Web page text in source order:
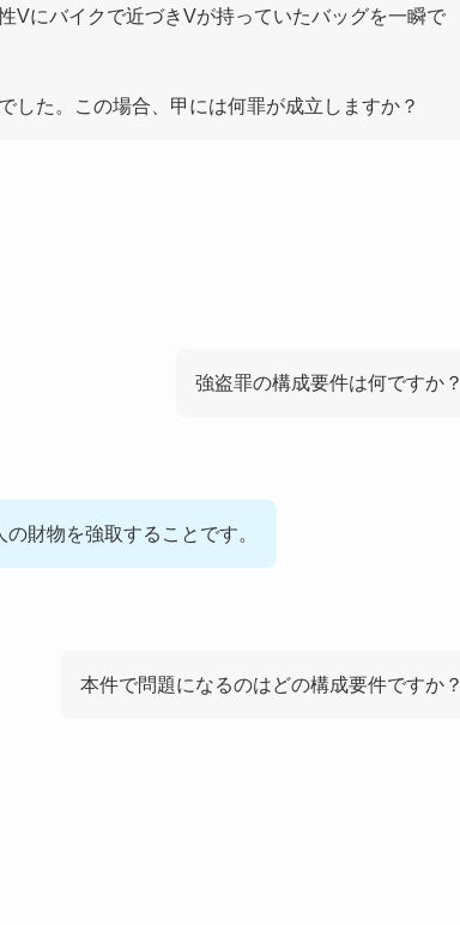
Vにバイクで近づきVが持っていたバッグを一瞬で
した。この場合、甲には何罪が成立しますか？
強盗罪の構成要件は何ですか？
財物を強取することです。
本件で問題になるのはどの構成要件ですか？